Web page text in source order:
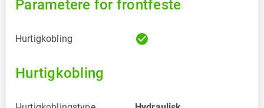
Parametere for frontfeste
Hurtigkobling check_circle
Hurtigkobling